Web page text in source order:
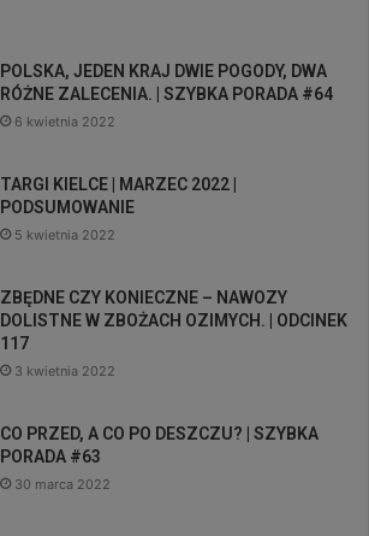
POLSKA, JEDEN KRAJ DWIE POGODY, DWA
RÓŻNE ZALECENIA. | SZYBKA PORADA #64
6 kwietnia 2022
TARGI KIELCE | MARZEC 2022 |
PODSUMOWANIE
5 kwietnia 2022
ZBĘDNE CZY KONIECZNE – NAWOZY
DOLISTNE W ZBOŻACH OZIMYCH. | ODCINEK
117
3 kwietnia 2022
CO PRZED, A CO PO DESZCZU? | SZYBKA
PORADA #63
30 marca 2022